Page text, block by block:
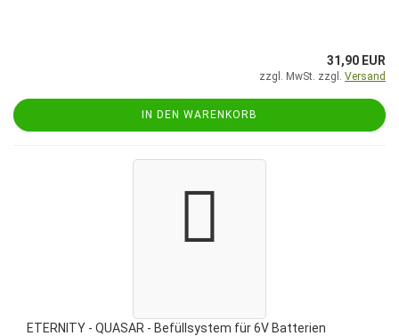
31,90 EUR
zzgl. MwSt. zzgl. Versand
IN DEN WARENKORB
ETERNITY - QUASAR - Befüllsystem für 6V Batterien